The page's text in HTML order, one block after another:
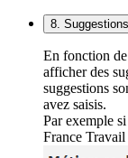
8.
En fonction
afficher des
suggestions
avez saisis.
Par exemple
France